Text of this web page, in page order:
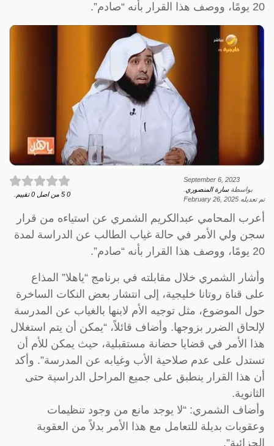
20 يومًا، ووصف هذا القرار بأنه “صادم”.
September 6, 2023
بواسطةسارة المنصوري
تم تعديله February 26, 2025
0
5 من اصل 0 تقييم.
أعرب المحامي عبدالكريم الشمري عن استياءه من قرار
سجن ولي الأمر في حالة غياب الطالب عن الدراسة لمدة
20 يومًا، ووصف هذا القرار بأنه “صادم”.
وأشار الشمري خلال مقابلته في برنامج “ياهلا” المذاع
على قناة روتانا خليجية، إلى انتشار بعض النكات الساخرة
حول الموضوع، مثل توجيه الأم لابنها بالغياب عن المدرسة
لإلحاق الضرر بزوجها. وأضاف قائلاً، “يمكن أن يتم استغلال
هذا الأمر في قضايا حضانة مستقبلية، حيث يمكن للأم أن
تستدل على عدم صلاحية الأب وغيابه عن المدرسة”. وأكد
أن هذا القرار ينطبق على جميع المراحل الدراسية حتى
الثانوية.
وأضاف الشمري: “لا يوجد مانع من وجود تنظيمات
وعقوبات بديلة للتعامل مع هذا الأمر بدلاً من العقوبة
الجزائية”.